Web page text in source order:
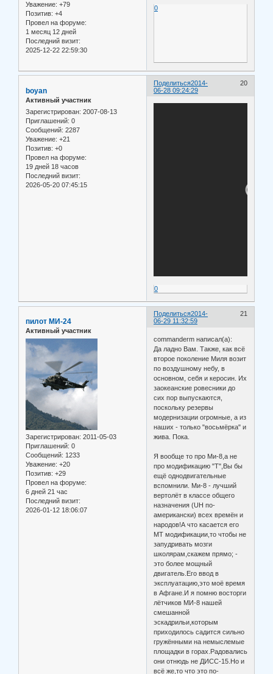
Уважение: +79
Позитив: +4
Провел на форуме:
1 месяц 12 дней
Последний визит:
2025-12-22 22:59:30
0
Поделиться 20
2014-
06-28 09:24:29
boyan
Активный участник
Зарегистрирован: 2007-08-13
Приглашений: 0
Сообщений: 2287
Уважение: +21
Позитив: +0
Провел на форуме:
19 дней 18 часов
Последний визит:
2026-05-20 07:45:15
0
Поделиться 21
2014-
06-29 11:32:59
пилот МИ-24
Активный участник
Зарегистрирован: 2011-05-03
Приглашений: 0
Сообщений: 1233
Уважение: +20
Позитив: +29
Провел на форуме:
6 дней 21 час
Последний визит:
2026-01-12 18:06:07
commanderm написал(а):
Да ладно Вам. Также, как всё
второе поколение Миля возит
по воздушному небу, в
основном, себя и керосин. Их
заокеанские ровесники до
сих пор выпускаются,
поскольку резервы
модернизации огромные, а из
наших - только "восьмёрка" и
жива. Пока.
Я вообще то про Ми-8,а не
про модификацию "Т",Вы бы
ещё однодвигательные
вспомнили. Ми-8 - лучший
вертолёт в классе общего
назначения (UH по-
американски) всех времён и
народов!А что касается его
МТ модификации,то чтобы не
запудривать мозги
школярам,скажем прямо; -
это более мощный
двигатель.Его ввод в
эксплуатацию,это моё время
в Афгане.И я помню восторги
лётчиков МИ-8 нашей
смешанной
эскадрильи,которым
приходилось садится сильно
гружёнными на немыслемые
площадки в горах.Радовались
они отнюдь не ДИСС-15.Но и
всё же,то что это по-